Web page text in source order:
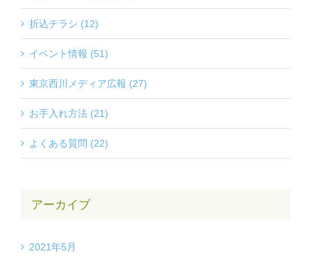
折込チラシ (12)
イベント情報 (51)
東京西川メディア広報 (27)
お手入れ方法 (21)
よくある質問 (22)
アーカイブ
2021年5月